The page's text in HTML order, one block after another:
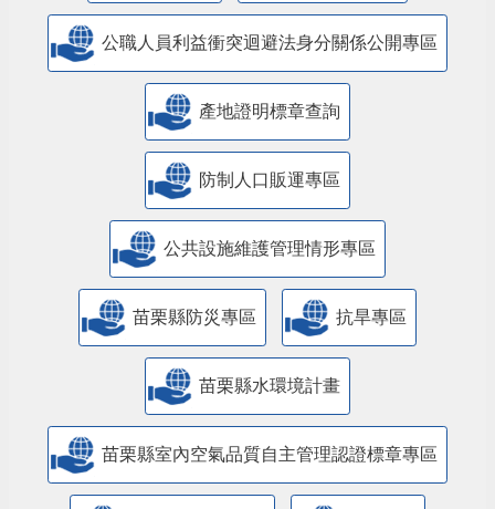
公職人員利益衝突迴避法身分關係公開專區
產地證明標章查詢
防制人口販運專區
​公共設施維護管理情形專區
苗栗縣防災專區 抗旱專區
苗栗縣水環境計畫
苗栗縣室內空氣品質自主管理認證標章專區